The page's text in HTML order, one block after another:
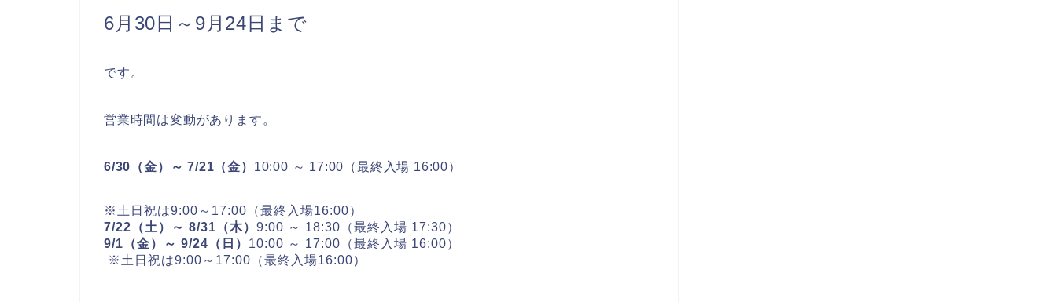
6月30日～9月24日まで
です。
営業時間は変動があります。
6/30（金）～ 7/21（金） 10:00 ～ 17:00（最終入場 16:00）
※土日祝は9:00～17:00（最終入場16:00）
7/22（土）～ 8/31（木） 9:00 ～ 18:30（最終入場 17:30）
9/1（金）～ 9/24（日） 10:00 ～ 17:00（最終入場 16:00）
※土日祝は9:00～17:00（最終入場16:00）